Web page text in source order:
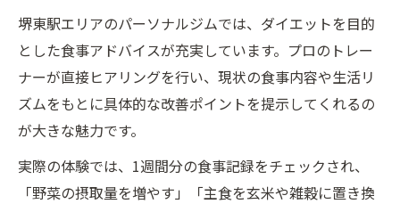
外食が多い方も安心ヘルシーダイエット術
パーソナルジム式外食でも安心なダイエッ
ト術
外食時に活かせるパーソナルジムの食事選
び
忙しい方必見パーソナルジム提案の外食対
策
堺東駅エリアのパーソナルジムでは、ダイエットを目的
とした食事アドバイスが充実しています。プロのトレー
ナーが直接ヒアリングを行い、現状の食事内容や生活リ
ズムをもとに具体的な改善ポイントを提示してくれるの
が大きな魅力です。
実際の体験では、1週間分の食事記録をチェックされ、
「野菜の摂取量を増やす」「主食を玄米や雑穀に置き換